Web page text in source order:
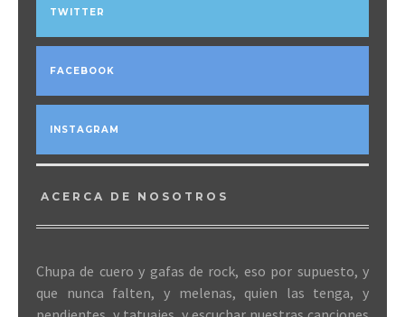
TWITTER
FACEBOOK
INSTAGRAM
ACERCA DE NOSOTROS
Chupa de cuero y gafas de rock, eso por supuesto, y
que nunca falten, y melenas, quien las tenga, y